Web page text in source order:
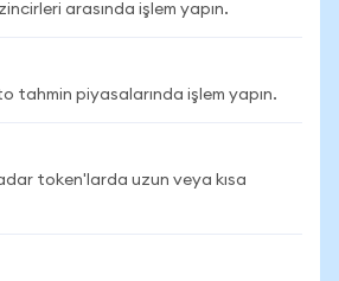
arasında işlem yapın.
tahmin piyasalarında işlem yapın.
token'larda uzun veya kısa